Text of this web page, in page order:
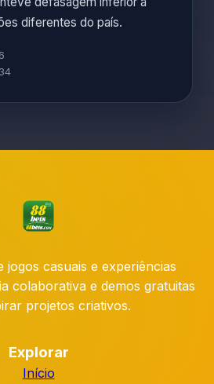
diferentes do país.
jogos casuais e experiências
colaborativa e demos gratuitas
projetos criativos.
Explorar
Início